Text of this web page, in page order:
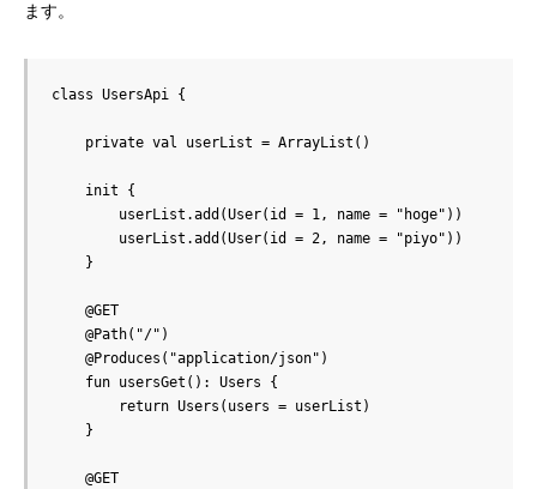
ます。
class UsersApi {
    private val userList = ArrayList()
    init {
        userList.add(User(id = 1, name = "hoge"))
        userList.add(User(id = 2, name = "piyo"))
    }
    @GET
    @Path("/")
    @Produces("application/json")
    fun usersGet(): Users {
        return Users(users = userList)
    }
    @GET